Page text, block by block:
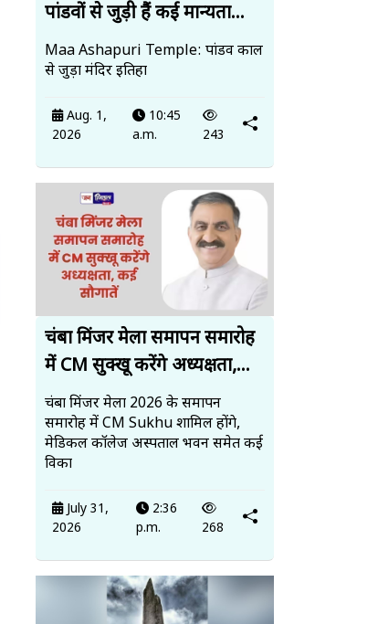
पांडवों से जुड़ी हैं कई मान्यता...
Maa Ashapuri Temple: पांडव काल
से जुड़ा मंदिर इतिहा
Aug. 1,
2026
10:45
a.m.
243
चंबा मिंजर मेला समापन समारोह
में CM सुक्खू करेंगे अध्यक्षता,...
चंबा मिंजर मेला 2026 के समापन
समारोह में CM Sukhu शामिल होंगे,
मेडिकल कॉलेज अस्पताल भवन समेत कई
विका
July 31,
2026
2:36
p.m.
268